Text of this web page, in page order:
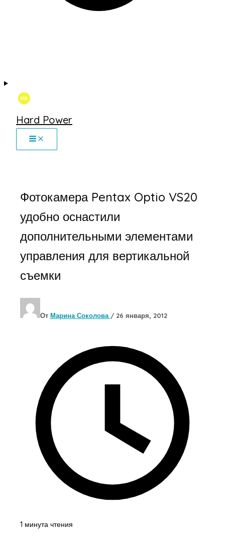
Hard Power
Фотокамера Pentax Optio VS20
удобно оснастили
дополнительными элементами
управления для вертикальной
съемки
От Марина Соколова / 26 января, 2012
1 минута чтения